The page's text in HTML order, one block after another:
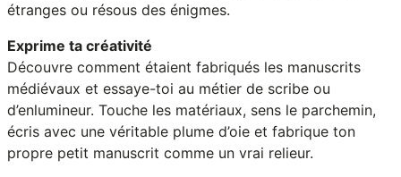
étranges ou résous des énigmes.
Exprime ta créativité
Découvre comment étaient fabriqués les manuscrits
médiévaux et essaye-toi au métier de scribe ou
d’enlumineur. Touche les matériaux, sens le parchemin,
écris avec une véritable plume d’oie et fabrique ton
propre petit manuscrit comme un vrai relieur.